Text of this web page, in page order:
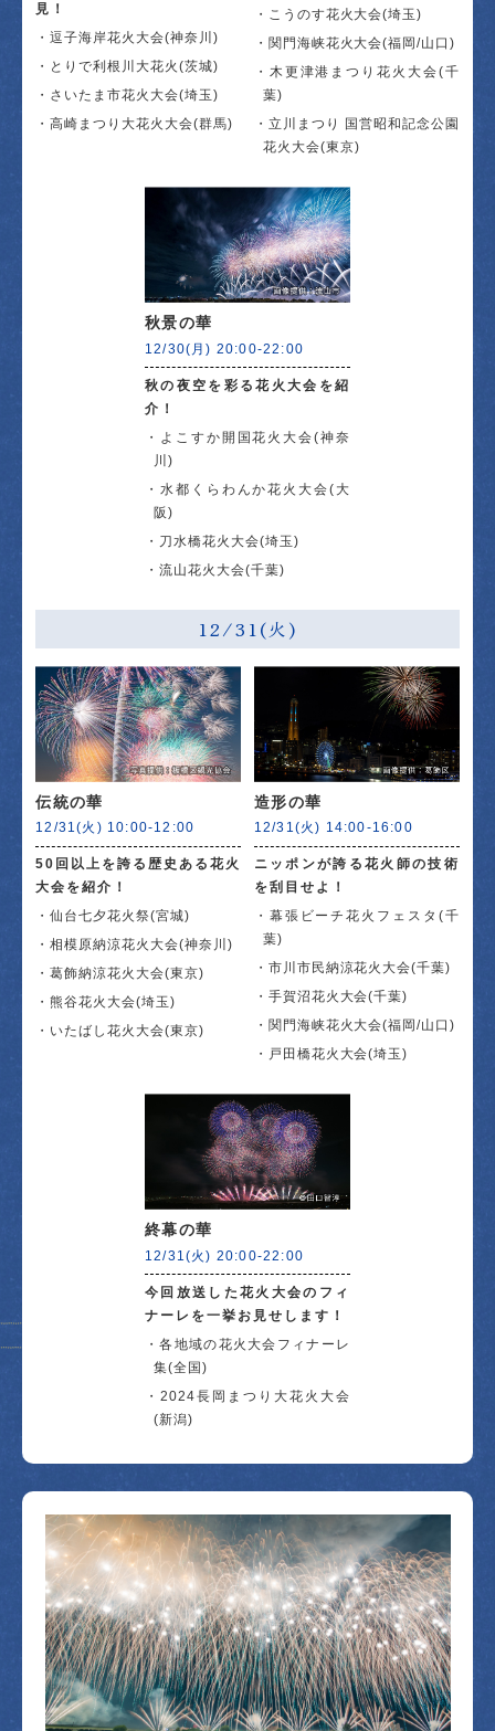
見！
逗子海岸花火大会(神奈川)
とりで利根川大花火(茨城)
さいたま市花火大会(埼玉)
高崎まつり大花火大会(群馬)
こうのす花火大会(埼玉)
関門海峡花火大会(福岡/山口)
木更津港まつり花火大会(千
葉)
立川まつり 国営昭和記念公園
花火大会(東京)
秋景の華
12/30(月) 20:00-22:00
秋の夜空を彩る花火大会を紹
介！
よこすか開国花火大会(神奈
川)
水都くらわんか花火大会(大
阪)
刀水橋花火大会(埼玉)
流山花火大会(千葉)
12/31(火)
伝統の華
12/31(火) 10:00-12:00
50回以上を誇る歴史ある花火
大会を紹介！
仙台七夕花火祭(宮城)
相模原納涼花火大会(神奈川)
葛飾納涼花火大会(東京)
熊谷花火大会(埼玉)
いたばし花火大会(東京)
造形の華
12/31(火) 14:00-16:00
ニッポンが誇る花火師の技術
を刮目せよ！
幕張ビーチ花火フェスタ(千
葉)
市川市民納涼花火大会(千葉)
手賀沼花火大会(千葉)
関門海峡花火大会(福岡/山口)
戸田橋花火大会(埼玉)
終幕の華
12/31(火) 20:00-22:00
今回放送した花火大会のフィ
ナーレを一挙お見せします！
各地域の花火大会フィナーレ
集(全国)
2024長岡まつり大花火大会
(新潟)